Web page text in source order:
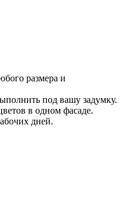
размера и
под вашу задумку.
в одном фасаде.
дней.